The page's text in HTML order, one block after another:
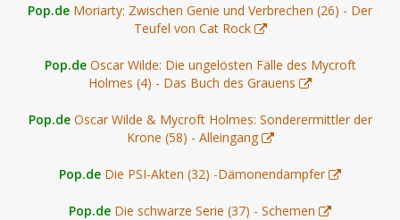
Pop.de Moriarty: Zwischen Genie und Verbrechen (26) - Der
Teufel von Cat Rock
Pop.de Oscar Wilde: Die ungelösten Fälle des Mycroft
Holmes (4) - Das Buch des Grauens
Pop.de Oscar Wilde & Mycroft Holmes: Sonderermittler der
Krone (58) - Alleingang
Pop.de Die PSI-Akten (32) -Dämonendampfer
Pop.de Die schwarze Serie (37) - Schemen